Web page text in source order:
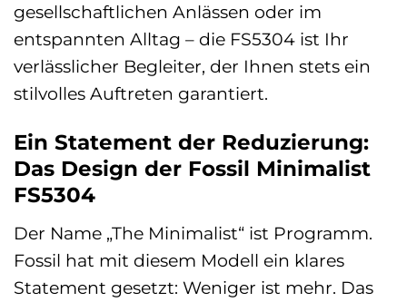
gesellschaftlichen Anlässen oder im
entspannten Alltag – die FS5304 ist Ihr
verlässlicher Begleiter, der Ihnen stets ein
stilvolles Auftreten garantiert.
Ein Statement der Reduzierung:
Das Design der Fossil Minimalist
FS5304
Der Name „The Minimalist“ ist Programm.
Fossil hat mit diesem Modell ein klares
Statement gesetzt: Weniger ist mehr. Das